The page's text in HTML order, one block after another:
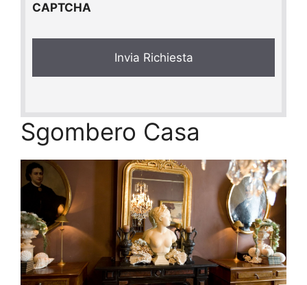
a
y
CAPTCHA
Sgombero Casa